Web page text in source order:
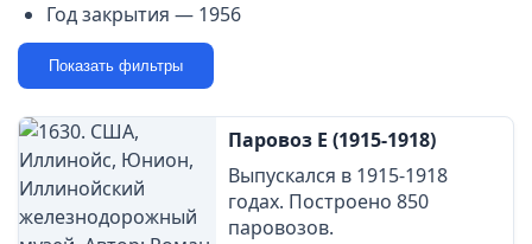
Год закрытия — 1956
Показать фильтры
Паровоз Е (1915-1918)
Выпускался в 1915-1918
годах. Построено 850
паровозов.